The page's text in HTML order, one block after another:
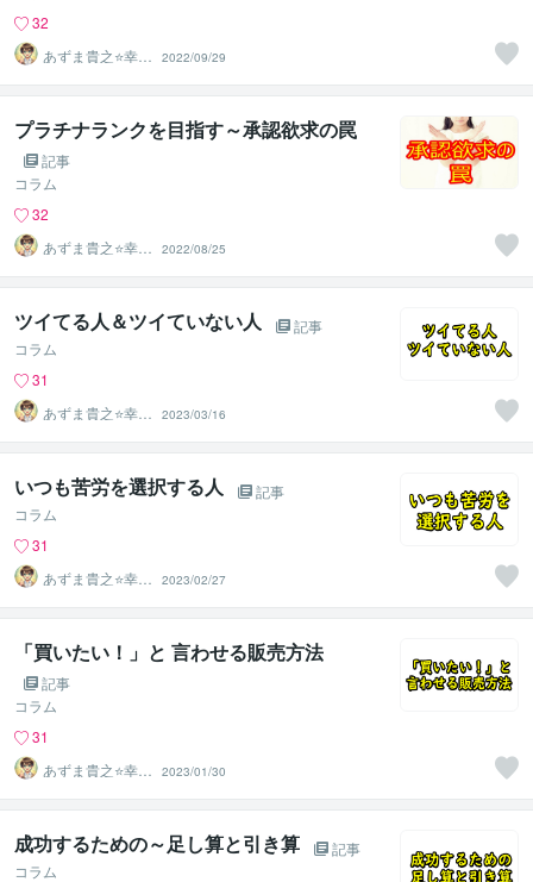
32
あずま貴之⭐幸せ
自分軸の生き方
育成コーチ
2022/09/29
プラチナランクを目指す～承認欲求の罠
記事
コラム
32
あずま貴之⭐幸せ
自分軸の生き方
育成コーチ
2022/08/25
ツイてる人＆ツイていない人
記事
コラム
31
あずま貴之⭐幸せ
自分軸の生き方
育成コーチ
2023/03/16
いつも苦労を選択する人
記事
コラム
31
あずま貴之⭐幸せ
自分軸の生き方
育成コーチ
2023/02/27
「買いたい！」と 言わせる販売方法
記事
コラム
31
あずま貴之⭐幸せ
自分軸の生き方
育成コーチ
2023/01/30
成功するための～足し算と引き算
記事
コラム